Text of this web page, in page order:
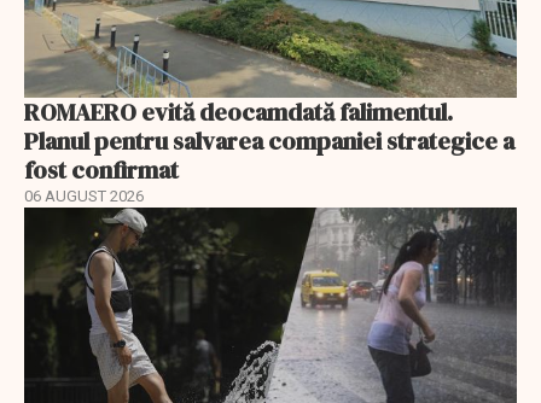
ROMAERO evită deocamdată falimentul.
Planul pentru salvarea companiei strategice a
fost confirmat
06 AUGUST 2026